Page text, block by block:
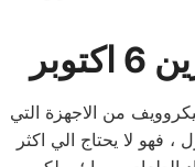
ترين 6 اكتوبر الميكروويف من الاجهزة التي
، فهو لا يحتاج الي اكثر